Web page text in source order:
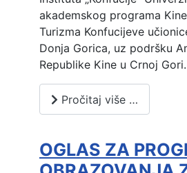
akademskog programa
Turizma Konfucijeve
Donja Gorica, uz podršku
Republike Kine u Crnoj Gori.
Pročitaj više …
OGLAS ZA